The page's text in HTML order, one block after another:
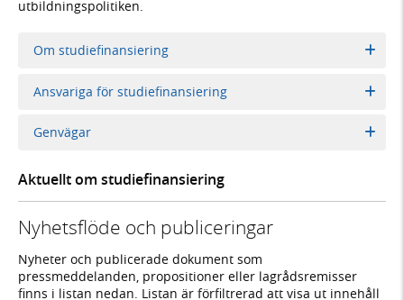
utbildningspolitiken.
Om studiefinansiering
Ansvariga för studiefinansiering
Genvägar
Aktuellt om studiefinansiering
Nyhetsflöde och publiceringar
Nyheter och publicerade dokument som
pressmeddelanden, propositioner eller lagrådsremisser
finns i listan nedan. Listan är förfiltrerad att visa ut innehåll